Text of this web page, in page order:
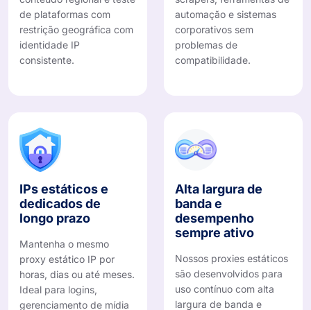
de plataformas com
restrição geográfica com
identidade IP
consistente.
automação e sistemas
corporativos sem
problemas de
compatibilidade.
IPs estáticos e
dedicados de
longo prazo
Mantenha o mesmo
proxy estático IP por
horas, dias ou até meses.
Ideal para logins,
gerenciamento de mídia
Alta largura de
banda e
desempenho
sempre ativo
Nossos proxies estáticos
são desenvolvidos para
uso contínuo com alta
largura de banda e